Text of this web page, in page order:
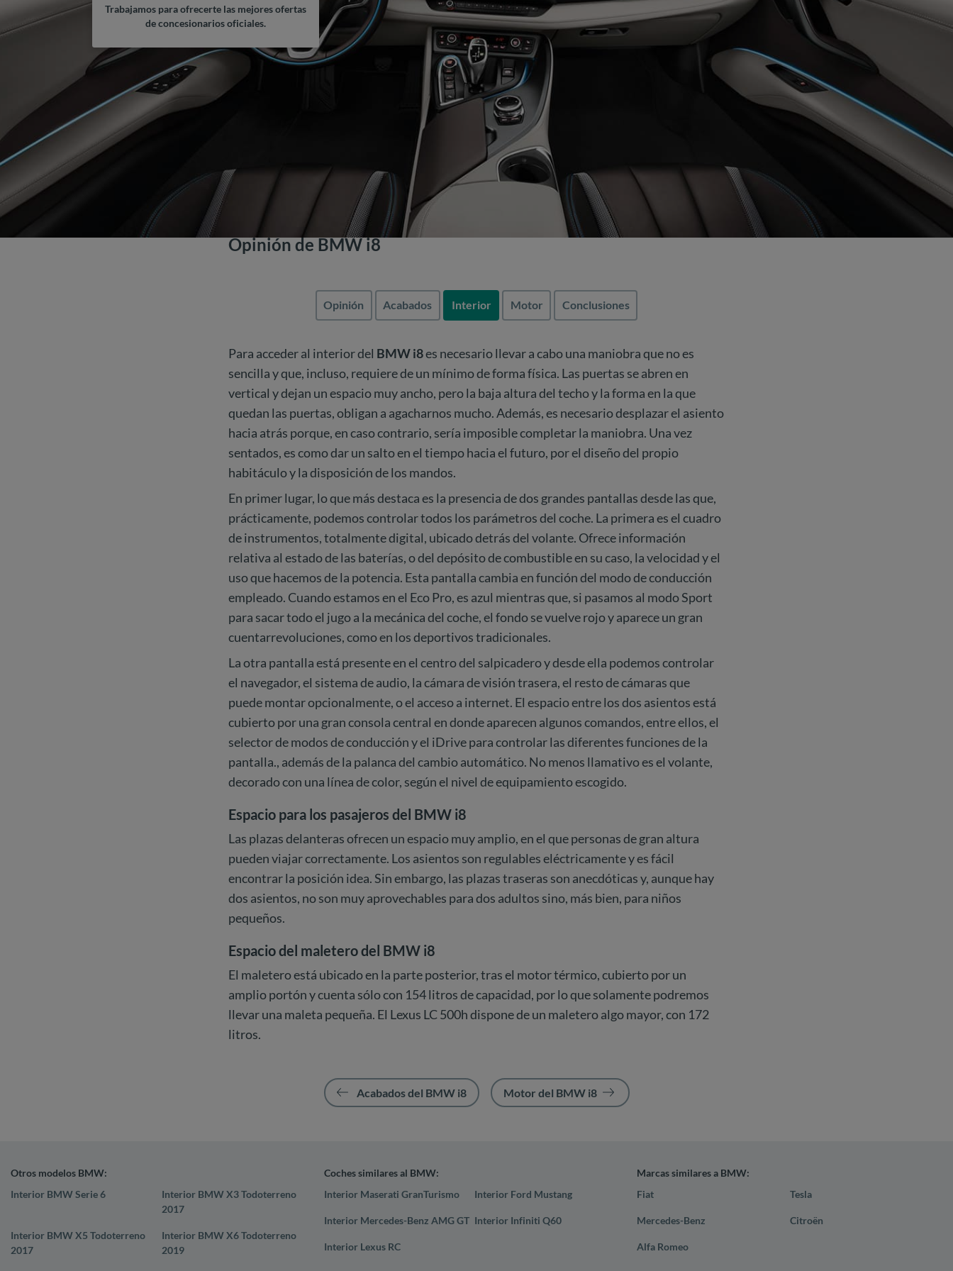
Trabajamos para ofrecerte las mejores ofertas
de concesionarios oficiales.
Opinión de BMW i8
Opinión Acabados Interior Motor Conclusiones
Para acceder al interior del BMW i8es necesario llevar a cabo una maniobra que no es
sencilla y que, incluso, requiere de un mínimo de forma física. Las puertas se abren en
vertical y dejan un espacio muy ancho, pero la baja altura del techo y la forma en la que
quedan las puertas, obligan a agacharnos mucho. Además, es necesario desplazar el asiento
hacia atrás porque, en caso contrario, sería imposible completar la maniobra. Una vez
sentados, es como dar un salto en el tiempo hacia el futuro, por el diseño del propio
habitáculo y la disposición de los mandos.
En primer lugar, lo que más destaca es la presencia de dos grandes pantallas desde las que,
prácticamente, podemos controlar todos los parámetros del coche. La primera es el cuadro
de instrumentos, totalmente digital, ubicado detrás del volante. Ofrece información
relativa al estado de las baterías, o del depósito de combustible en su caso, la velocidad y el
uso que hacemos de la potencia. Esta pantalla cambia en función del modo de conducción
empleado. Cuando estamos en el Eco Pro, es azul mientras que, si pasamos al modo Sport
para sacar todo el jugo a la mecánica del coche, el fondo se vuelve rojo y aparece un gran
cuentarrevoluciones, como en los deportivos tradicionales.
La otra pantalla está presente en el centro del salpicadero y desde ella podemos controlar
el navegador, el sistema de audio, la cámara de visión trasera, el resto de cámaras que
puede montar opcionalmente, o el acceso a internet. El espacio entre los dos asientos está
cubierto por una gran consola central en donde aparecen algunos comandos, entre ellos, el
selector de modos de conducción y el iDrive para controlar las diferentes funciones de la
pantalla., además de la palanca del cambio automático. No menos llamativo es el volante,
decorado con una línea de color, según el nivel de equipamiento escogido.
Espacio para los pasajeros del BMW i8
Las plazas delanteras ofrecen un espacio muy amplio, en el que personas de gran altura
pueden viajar correctamente. Los asientos son regulables eléctricamente y es fácil
encontrar la posición idea. Sin embargo, las plazas traseras son anecdóticas y, aunque hay
dos asientos, no son muy aprovechables para dos adultos sino, más bien, para niños
pequeños.
Espacio del maletero del BMW i8
El maletero está ubicado en la parte posterior, tras el motor térmico, cubierto por un
amplio portón y cuenta sólo con 154 litros de capacidad, por lo que solamente podremos
llevar una maleta pequeña. El Lexus LC 500h dispone de un maletero algo mayor, con 172
litros.
Acabados del BMW i8 Motor del BMW i8
Otros modelos BMW:
Interior BMW Serie 6
Interior BMW X3 Todoterreno
2017
Interior BMW X5 Todoterreno
2017
Interior BMW X6 Todoterreno
2019
Coches similares al BMW:
Interior Maserati GranTurismo
Interior Ford Mustang
Interior Mercedes-Benz AMG GT Interior Infiniti Q60
Interior Lexus RC
Marcas similares a BMW:
Fiat
Tesla
Mercedes-Benz Citroën
Alfa Romeo